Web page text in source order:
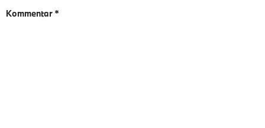
Kommentar *